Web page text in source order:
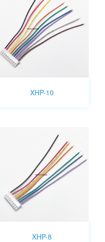
XHP-10
XHP-8